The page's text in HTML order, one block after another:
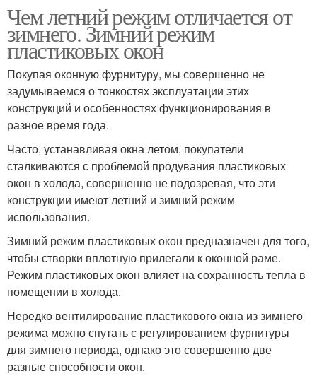
Чем летний режим отличается от
зимнего. Зимний режим
пластиковых окон
Покупая оконную фурнитуру, мы совершенно не
задумываемся о тонкостях эксплуатации этих
конструкций и особенностях функционирования в
разное время года.
Часто, устанавливая окна летом, покупатели
сталкиваются с проблемой продувания пластиковых
окон в холода, совершенно не подозревая, что эти
конструкции имеют летний и зимний режим
использования.
Зимний режим пластиковых окон предназначен для того,
чтобы створки вплотную прилегали к оконной раме.
Режим пластиковых окон влияет на сохранность тепла в
помещении в холода.
Нередко вентилирование пластикового окна из зимнего
режима можно спутать с регулированием фурнитуры
для зимнего периода, однако это совершенно две
разные способности окон.